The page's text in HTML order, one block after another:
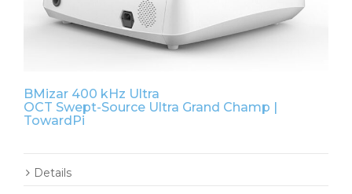
BMizar 400 kHz Ultra
OCT Swept-Source Ultra Grand Champ |
TowardPi
Details